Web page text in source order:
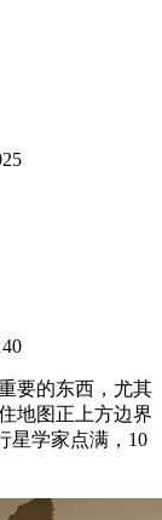
要的东西，尤其
地图正上方边界
星学家点满，10